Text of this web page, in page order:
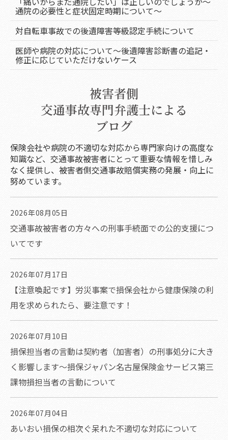
通院の必要性と症状固定時期について～
対自転車事故での後遺障害等級認定手続について
医師や病院の対応について～後遺障害診断書の追記・
修正に応じていただけないケース
被害者側
交通事故専門弁護士による
ブログ
保険会社や病院の不適切な対応から専門家向けの高度な
知識など、交通事故被害者にとって重要な情報を惜しみ
なく提供し、被害者側交通事故賠償実務の発展・向上に
努めています。
2026年08月05日
交通事故被害者の方々への刑事手続面での公的支援につ
いてです
2026年07月17日
【注意喚起です】労災事案で損保会社から健康保険の利
用を求められたら、要注意です！
2026年07月10日
損保担当者の言動は契約者（加害者）の刑事処分に大き
く影響します～損保ジャパン名古屋保険金サービス第三
課物損担当者の言動について
2026年07月04日
あいおい損保の相次ぐ呆れた不適切な対応について